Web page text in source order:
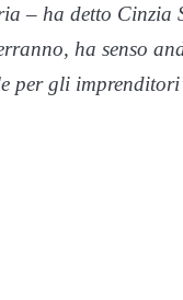
– ha detto
ha senso
per gli